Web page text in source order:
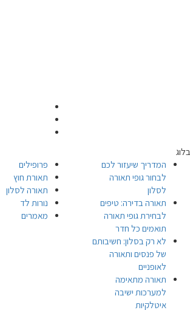
פרופילים
תאורת חוץ
תאורה לסלון
נורות לד
מאמרים
בלוג
המדריך שיעזור לכם
לבחור גופי תאורה
לסלון
תאורה בדירה: טיפים
לבחירת גופי תאורה
תואמים כל חדר
לא רק בסלון: חשיבותם
של פנסים ותאורה
לאופניים
תאורה מתאימה
למערכות ישיבה
איטלקיות